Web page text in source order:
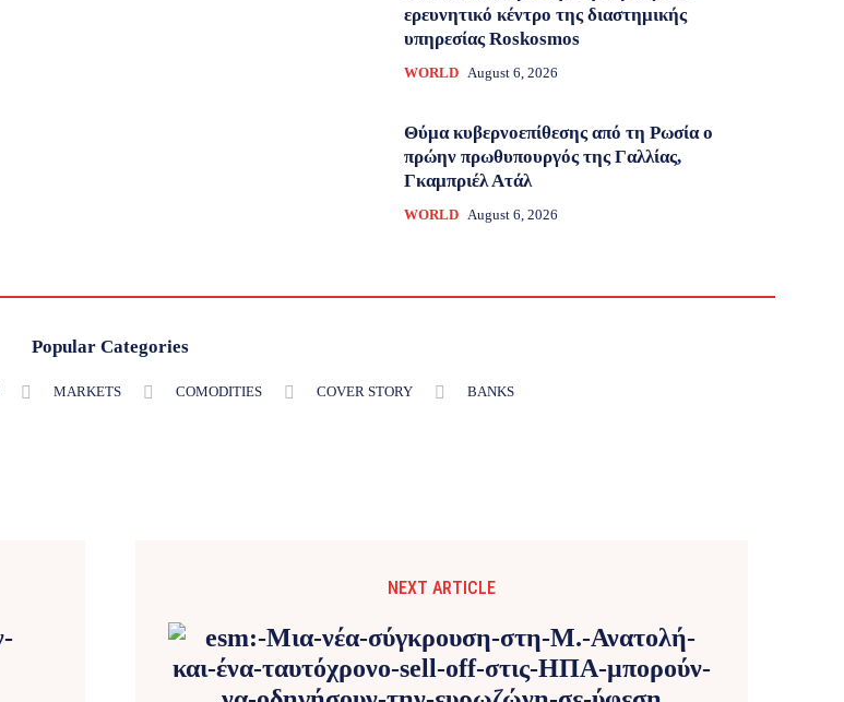
ερευνητικό κέντρο της διαστημικής
υπηρεσίας Roskosmos
WORLD August 6, 2026
Θύμα κυβερνοεπίθεσης από τη Ρωσία ο
πρώην πρωθυπουργός της Γαλλίας,
Γκαμπριέλ Ατάλ
WORLD August 6, 2026
Popular Categories
MARKETS COMODITIES COVER STORY BANKS
NEXT ARTICLE